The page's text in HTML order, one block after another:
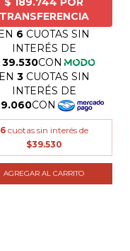
6 cuotas sin interés de
$39.530
AGREGAR AL CARRITO